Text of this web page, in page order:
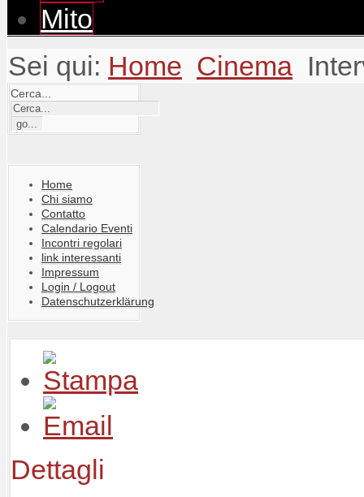
Mito
Sei qui: Home Cinema
Cerca...
Home
Chi siamo
Contatto
Calendario Eventi
Incontri regolari
link interessanti
Impressum
Login / Logout
Datenschutzerklärung
Dettagli